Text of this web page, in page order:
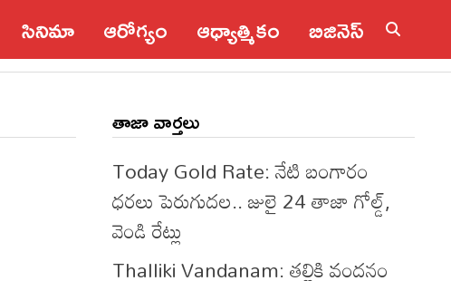
సినిమా ఆరోగ్యం ఆధ్యాత్మికం బిజినెస్
తాజా వార్తలు
Today Gold Rate: నేటి బంగారం
ధరలు పెరుగుదల.. జులై 24 తాజా గోల్డ్,
వెండి రేట్లు
Thalliki Vandanam: తల్లికి వందనం